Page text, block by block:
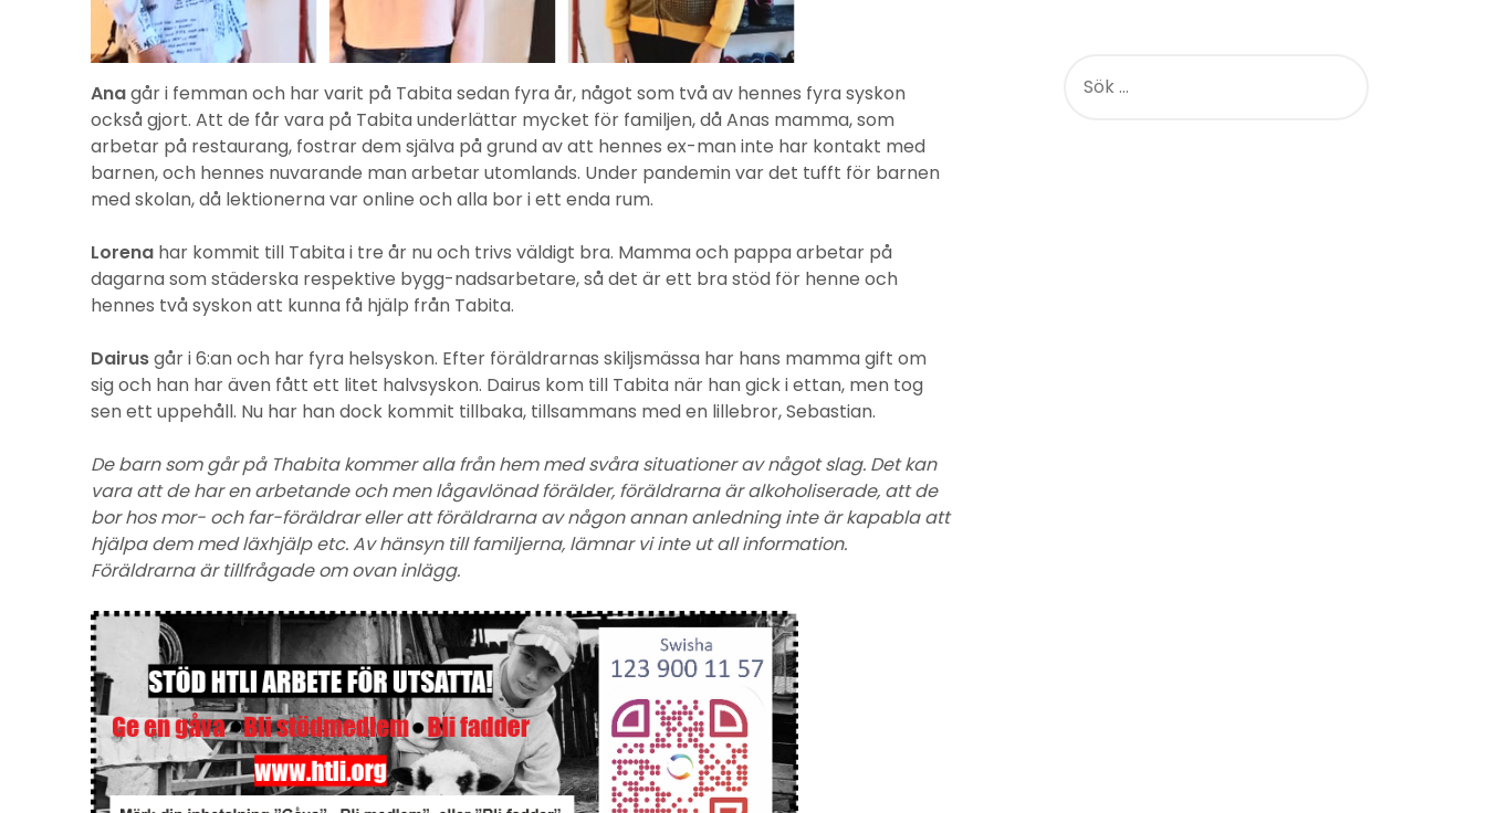
Anagår i femman och har varit på Tabita sedan fyra år, något som två av hennes fyra syskon
också gjort. Att de får vara på Tabita underlättar mycket för familjen, då Anas mamma, som
arbetar på restaurang, fostrar dem själva på grund av att hennes ex-man inte har kontakt med
barnen, och hennes nuvarande man arbetar utomlands. Under pandemin var det tufft för barnen
med skolan, då lektionerna var online och alla bor i ett enda rum.
Lorena har kommit till Tabita i tre år nu och trivs väldigt bra. Mamma och pappa arbetar på
dagarna som städerska respektive bygg-nadsarbetare, så det är ett bra stöd för henne och
hennes två syskon att kunna få hjälp från Tabita.
Dairusgår i 6:an och har fyra helsyskon. Efter föräldrarnas skiljsmässa har hans mamma gift om
sig och han har även fått ett litet halvsyskon. Dairus kom till Tabita när han gick i ettan, men tog
sen ett uppehåll. Nu har han dock kommit tillbaka, tillsammans med en lillebror, Sebastian.
De barn som går på Thabita kommer alla från hem med svåra situationer av något slag. Det kan
vara att de har en arbetande och men lågavlönad förälder, föräldrarna är alkoholiserade, att de
bor hos mor- och far-föräldrar eller att föräldrarna av någon annan anledning inte är kapabla att
hjälpa dem med läxhjälp etc. Av hänsyn till familjerna, lämnar vi inte ut all information.
Föräldrarna är tillfrågade om ovan inlägg.